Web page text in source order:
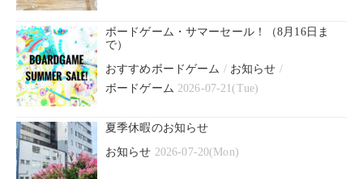
ボードゲーム・サマーセール！（8月16日ま
で）
おすすめボードゲーム / お知らせ /
ボードゲーム 2026-07-21(Tue)
夏季休暇のお知らせ
お知らせ 2026-07-20(Mon)